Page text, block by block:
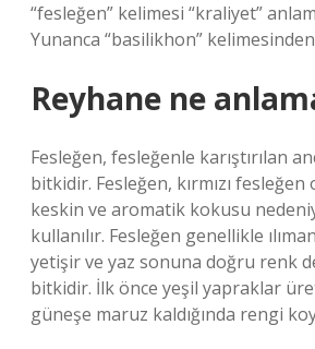
“fesleğen” kelimesi “kraliyet”
Yunanca “basilikhon”
Reyhane ne
Fesleğen, fesleğenle karıştırılan
bitkidir. Fesleğen, kırmızı
keskin ve aromatik kokusu
kullanılır. Fesleğen genellikle
yetişir ve yaz sonuna doğru renk
bitkidir. İlk önce yeşil yapraklar
güneşe maruz kaldığında rengi